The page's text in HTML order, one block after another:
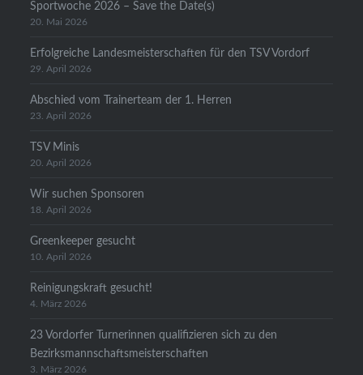
Sportwoche 2026 – Save the Date(s)
20. Mai 2026
Erfolgreiche Landesmeisterschaften für den TSV Vordorf
29. April 2026
Abschied vom Trainerteam der 1. Herren
23. April 2026
TSV Minis
20. April 2026
Wir suchen Sponsoren
18. April 2026
Greenkeeper gesucht
10. April 2026
Reinigungskraft gesucht!
4. März 2026
23 Vordorfer Turnerinnen qualifizieren sich zu den
Bezirksmannschaftsmeisterschaften
3. März 2026